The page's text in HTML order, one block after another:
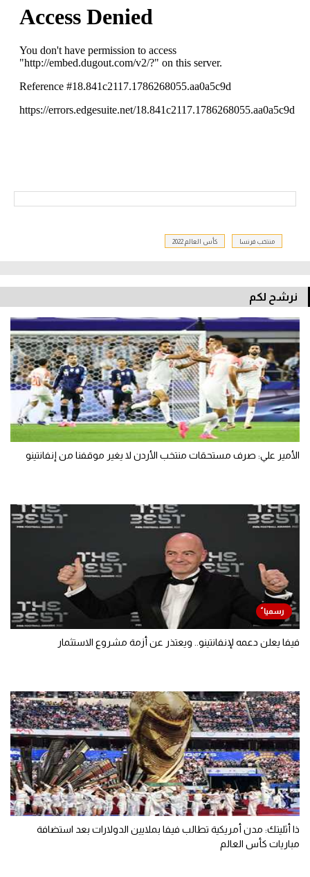
منتخب فرنسا كأس العالم 2022
نرشح لكم
الأمير علي: صرف مستحقات منتخب الأردن لا يغير موقفنا من إنفانتينو
فيفا يعلن دعمه لإنفانتينو.. ويعتذر عن أزمة مشروع الاستثمار
ذا أثليتك: مدن أمريكية تطالب فيفا بملايين الدولارات بعد استضافة
مباريات كأس العالم